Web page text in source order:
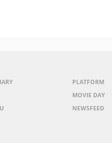
PLATFORM
MOVIE DAY
NEWSFEED